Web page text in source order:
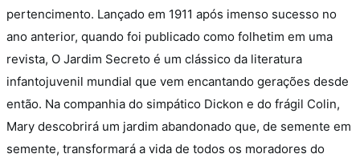
pertencimento. Lançado em 1911 após imenso sucesso no
ano anterior, quando foi publicado como folhetim em uma
revista, O Jardim Secreto é um clássico da literatura
infantojuvenil mundial que vem encantando gerações desde
então. Na companhia do simpático Dickon e do frágil Colin,
Mary descobrirá um jardim abandonado que, de semente em
semente, transformará a vida de todos os moradores do